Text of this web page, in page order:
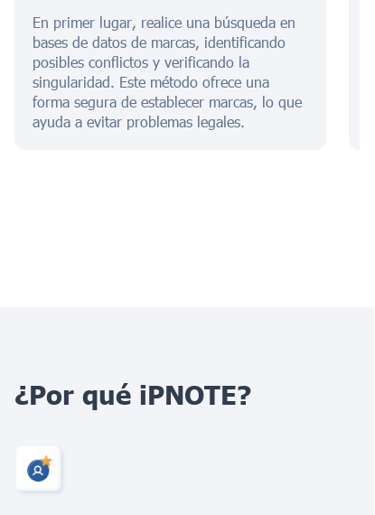
En primer lugar, realice una búsqueda en
bases de datos de marcas, identificando
posibles conflictos y verificando la
singularidad. Este método ofrece una
forma segura de establecer marcas, lo que
ayuda a evitar problemas legales.
¿Por qué iPNOTE?